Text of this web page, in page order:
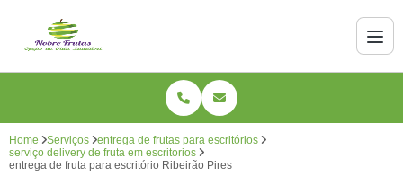
Home Serviços
entrega de frutas para escritórios
serviço delivery de fruta em escritorios
entrega de fruta para escritório Ribeirão Pires